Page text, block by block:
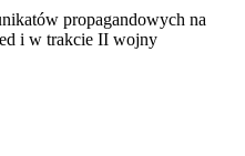
propagandowych na
i w trakcie II wojny